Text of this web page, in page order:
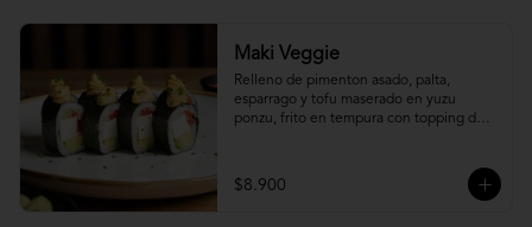
Maki Veggie
Relleno de pimenton asado, palta,
esparrago y tofu maserado en yuzu
ponzu, frito en tempura con topping de
$8.900